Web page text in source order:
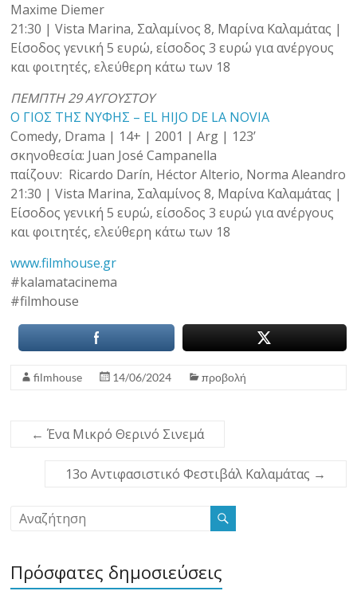
Maxime Diemer
21:30 | Vista Marina, Σαλαμίνος 8, Μαρίνα Καλαμάτας |
Είσοδος γενική 5 ευρώ, είσοδος 3 ευρώ για ανέργους
και φοιτητές, ελεύθερη κάτω των 18
ΠΕΜΠΤΗ 29 ΑΥΓΟΥΣΤΟΥ
Ο ΓΙΟΣ ΤΗΣ ΝΥΦΗΣ – EL HIJO DE LA NOVIA
Comedy, Drama | 14+ | 2001 | Arg | 123’
σκηνοθεσία: Juan José Campanella
παίζουν: Ricardo Darín, Héctor Alterio, Norma Aleandro
21:30 | Vista Marina, Σαλαμίνος 8, Μαρίνα Καλαμάτας |
Είσοδος γενική 5 ευρώ, είσοδος 3 ευρώ για ανέργους
και φοιτητές, ελεύθερη κάτω των 18
www.filmhouse.gr
#kalamatacinema
#filmhouse
filmhouse 14/06/2024 προβολή
← Ένα Μικρό Θερινό Σινεμά
13ο Αντιφασιστικό Φεστιβάλ Καλαμάτας →
Πρόσφατες δημοσιεύσεις